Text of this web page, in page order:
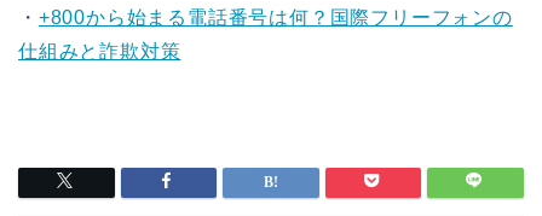
・ +800から始まる電話番号は何？国際フリーフォンの
仕組みと詐欺対策